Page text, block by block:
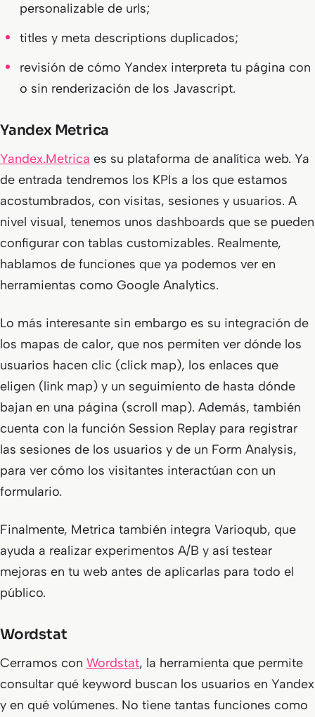
personalizable de urls;
titles y meta descriptions duplicados;
revisión de cómo Yandex interpreta tu página con
o sin renderización de los Javascript.
Yandex Metrica
Yandex.Metrica es su plataforma de analítica web. Ya
de entrada tendremos los KPIs a los que estamos
acostumbrados, con visitas, sesiones y usuarios. A
nivel visual, tenemos unos dashboards que se pueden
configurar con tablas customizables. Realmente,
hablamos de funciones que ya podemos ver en
herramientas como Google Analytics.
Lo más interesante sin embargo es su integración de
los mapas de calor, que nos permiten ver dónde los
usuarios hacen clic (click map), los enlaces que
eligen (link map) y un seguimiento de hasta dónde
bajan en una página (scroll map). Además, también
cuenta con la función Session Replay para registrar
las sesiones de los usuarios y de un Form Analysis,
para ver cómo los visitantes interactúan con un
formulario.
Finalmente, Metrica también integra Varioqub, que
ayuda a realizar experimentos A/B y así testear
mejoras en tu web antes de aplicarlas para todo el
público.
Wordstat
Cerramos con Wordstat, la herramienta que permite
consultar qué keyword buscan los usuarios en Yandex
y en qué volúmenes. No tiene tantas funciones como